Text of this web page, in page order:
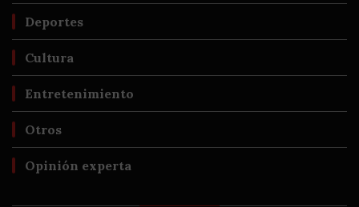
Deportes
Cultura
Entretenimiento
Otros
Opinión experta